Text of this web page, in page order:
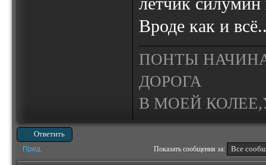
Вроде как и
ПОНТЫ
ДОРОГА
В МОЕЙ
Ответить
Пред. Показать сообщения за: